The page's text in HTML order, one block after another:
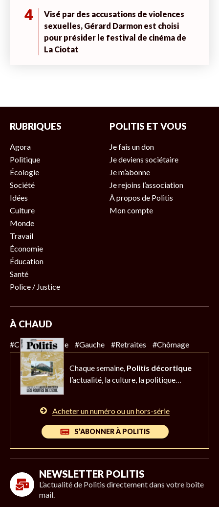
4
Visé par des accusations de violences
sexuelles, Gérard Darmon est choisi
pour présider le festival de cinéma de
La Ciotat
RUBRIQUES
Agora
Politique
Écologie
Société
Idées
Culture
Monde
Travail
Économie
Éducation
Santé
Police / Justice
POLITIS ET VOUS
Je fais un don
Je deviens sociétaire
Je m’abonne
Je rejoins l’association
À propos de Politis
Mon compte
À CHAUD
#Climat #Police #Gauche #Retraites #Chômage
Chaque semaine, Politis décortique
l’actualité, la culture, la politique…
Acheter un numéro ou un hors-série
S’ABONNER À POLITIS
NEWSLETTER POLITIS
L’actualité de Politis directement dans votre boîte
mail.